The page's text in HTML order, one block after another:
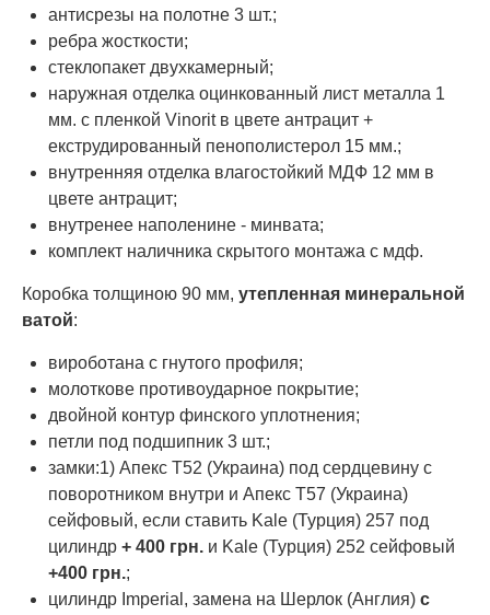
антисрезы на полотне 3 шт.;
ребра жосткости;
стеклопакет двухкамерный;
наружная отделка оцинкованный лист металла 1
мм. с пленкой Vinorit в цвете антрацит +
екструдированный пенополистерол 15 мм.;
внутренняя отделка влагостойкий МДФ 12 мм в
цвете антрацит;
внутренее наполенине - минвата;
комплект наличника скрытого монтажа с мдф.
Коробка толщиною 90 мм, утепленная минеральной
ватой:
вироботана с гнутого профиля;
молоткове противоударное покрытие;
двойной контур финского уплотнения;
петли под подшипник 3 шт.;
замки:1) Апекс Т52 (Украина) под сердцевину с
поворотником внутри и Апекс Т57 (Украина)
сейфовый, если ставить Kale (Турция) 257 под
цилиндр + 400 грн. и Kale (Турция) 252 сейфовый
+400 грн.;
цилиндр Imperial, замена на Шерлок (Англия) с